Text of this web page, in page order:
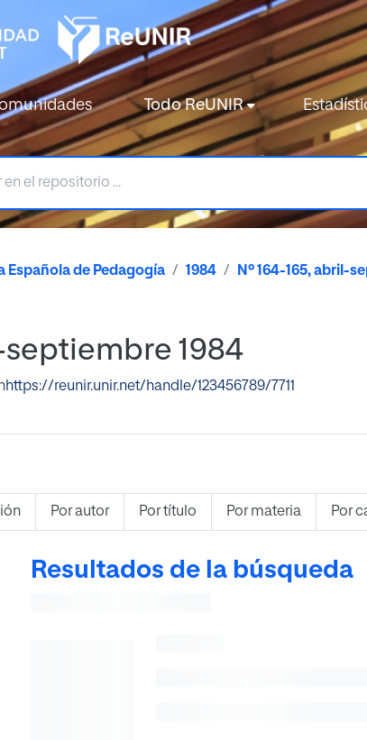
Todo ReUNIR
Española de Pedagogía 1984 Nº 164-165, abril-
septiembre 1984
https://reunir.unir.net/handle/123456789/7711
Por autor Por título Por materia Por
Resultados de la búsqueda